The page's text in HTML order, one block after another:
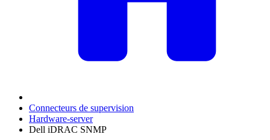
Connecteurs de supervision
Hardware-server
Dell iDRAC SNMP